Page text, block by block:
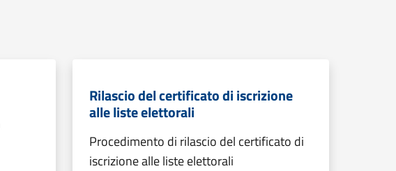
Rilascio del certificato di iscrizione
alle liste elettorali
Procedimento di rilascio del certificato di
iscrizione alle liste elettorali